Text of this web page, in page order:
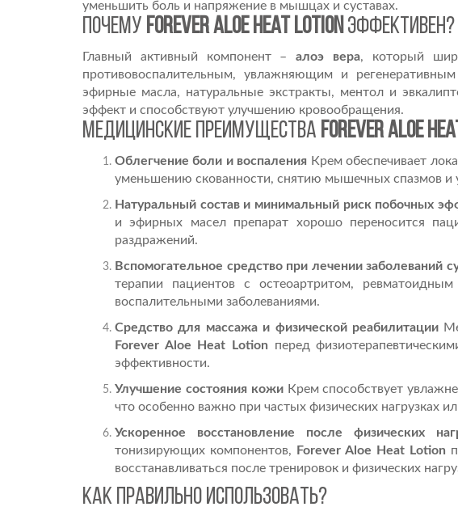
уменьшить боль и напряжение в мышцах и суставах.
Почему Forever Aloe Heat Lotionэффективен?
Главный активный компонент –алоэ вера, который
противовоспалительным, увлажняющим и
эфирные масла, натуральные экстракты, ментол и
эффект и способствуют улучшению кровообращения.
Медицинские преимущества Forever Aloe
Облегчение боли и воспаления Крем обеспечивает
уменьшению скованности, снятию мышечных спазмов и
Натуральный состав и минимальный риск побочных
и эфирных масел препарат хорошо переносится
раздражений.
Вспомогательное средство при лечении заболеваний
терапии пациентов с остеоартритом,
воспалительными заболеваниями.
Средство для массажа и физической реабилитации
Forever Aloe Heat Lotion перед
эффективности.
Улучшение состояния кожиКрем способствует
что особенно важно при частых физических нагрузках
Ускоренное восстановление после физических
тонизирующих компонентов,
Forever Aloe Heat Lotion
восстанавливаться после тренировок и физических
Как правильно использовать?